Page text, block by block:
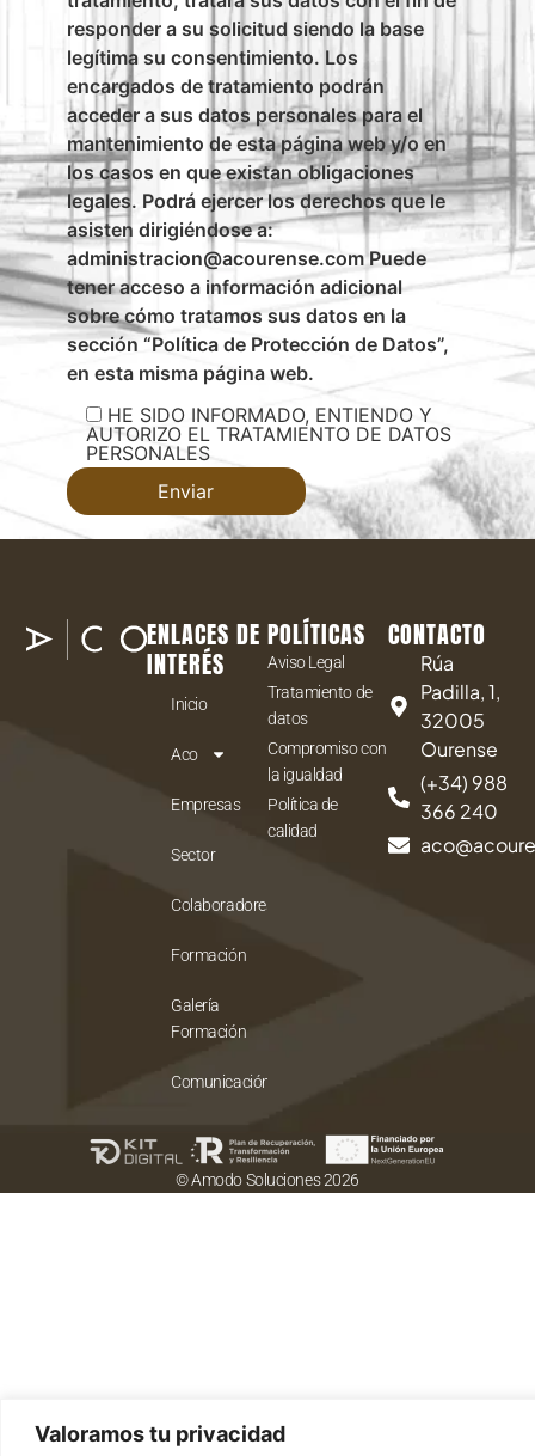
Valoramos tu privacidad
responder a su solicitud siendo la base
legítima su consentimiento. Los
encargados de tratamiento podrán
acceder a sus datos personales para el
mantenimiento de esta página web y/o en
los casos en que existan obligaciones
legales. Podrá ejercer los derechos que le
asisten dirigiéndose a:
administracion@acourense.com Puede
tener acceso a información adicional
sobre cómo tratamos sus datos en la
sección “Política de Protección de Datos”,
en esta misma página web.
HE SIDO INFORMADO, ENTIENDO Y
AUTORIZO EL TRATAMIENTO DE DATOS
PERSONALES
ENLACES DE
INTERÉS
Inicio
Aco
Empresas
Sector
Colaboradores
Formación
Galería
Formación
Comunicación
POLÍTICAS
Aviso Legal
Tratamiento de
datos
Compromiso con
la igualdad
Política de
calidad
CONTACTO
Rúa
Padilla, 1,
32005
Ourense
(+34) 988
366 240
© Amodo Soluciones 2026